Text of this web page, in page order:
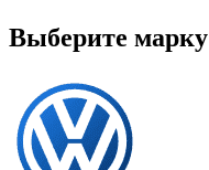
Выберите марку